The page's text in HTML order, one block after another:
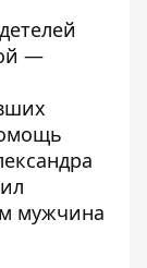
—
мужчина